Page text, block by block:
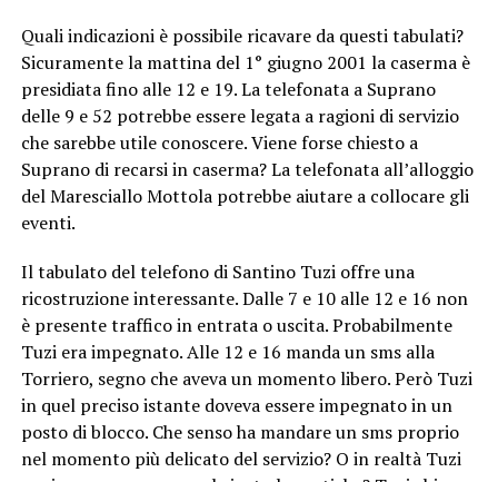
Quali indicazioni è possibile ricavare da questi tabulati?
Sicuramente la mattina del 1° giugno 2001 la caserma è
presidiata fino alle 12 e 19. La telefonata a Suprano
delle 9 e 52 potrebbe essere legata a ragioni di servizio
che sarebbe utile conoscere. Viene forse chiesto a
Suprano di recarsi in caserma? La telefonata all’alloggio
del Maresciallo Mottola potrebbe aiutare a collocare gli
eventi.
Il tabulato del telefono di Santino Tuzi offre una
ricostruzione interessante. Dalle 7 e 10 alle 12 e 16 non
è presente traffico in entrata o uscita. Probabilmente
Tuzi era impegnato. Alle 12 e 16 manda un sms alla
Torriero, segno che aveva un momento libero. Però Tuzi
in quel preciso istante doveva essere impegnato in un
posto di blocco. Che senso ha mandare un sms proprio
nel momento più delicato del servizio? O in realtà Tuzi